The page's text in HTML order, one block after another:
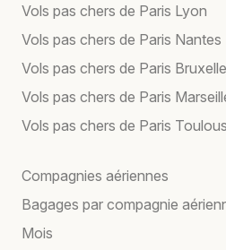
Vols pas chers de Paris Lyon
Vols pas chers de Paris Nantes
Vols pas chers de Paris
Vols pas chers de Paris
Vols pas chers de Paris
Compagnies aériennes
Bagages par compagnie
Mois